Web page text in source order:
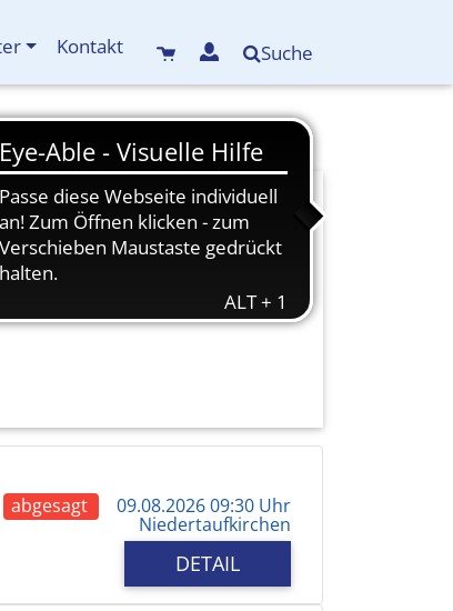
Kontakt Suche
info(at)kreisbildungswerk-mdf.de
abgesagt 09.08.2026 09:30 Uhr
Niedertaufkirchen
DETAIL